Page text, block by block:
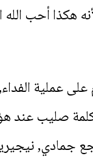
هكذا أحب
على عملية
صليب عند